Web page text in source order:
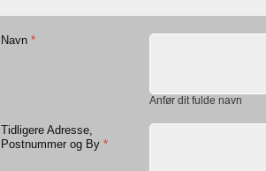
Navn *
Anfør dit fulde navn
Tidligere Adresse,
Postnummer og By *